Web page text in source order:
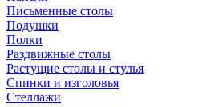
Письменные столы
Подушки
Полки
Раздвижные столы
Растущие столы и стулья
Спинки и изголовья
Стеллажи